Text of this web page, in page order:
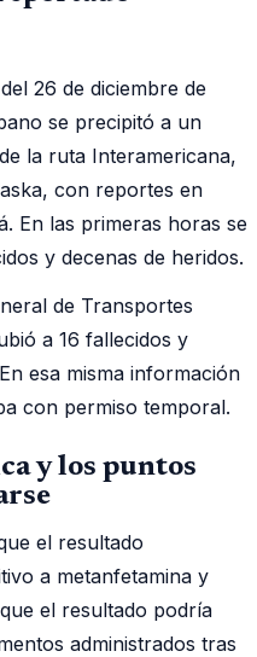
26 de diciembre de
se precipitó a un
la ruta Interamericana,
con reportes en
En las primeras horas se
y decenas de heridos.
de Transportes
a 16 fallecidos y
esa misma información
con permiso temporal.
y los puntos
el resultado
a metanfetamina y
el resultado podría
administrados tras